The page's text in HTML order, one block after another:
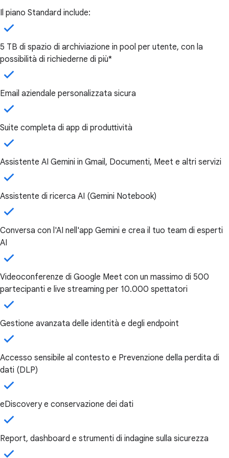
Il piano Standard include:
5 TB di spazio di archiviazione in pool per utente, con la
possibilità di richiederne di più*
Email aziendale personalizzata sicura
Suite completa di app di produttività
Assistente AI Gemini in Gmail, Documenti, Meet e altri servizi
Assistente di ricerca AI (Gemini Notebook)
Conversa con l'AI nell'app Gemini e crea il tuo team di esperti
AI
Videoconferenze di Google Meet con un massimo di 500
partecipanti e live streaming per 10.000 spettatori
Gestione avanzata delle identità e degli endpoint
Accesso sensibile al contesto e Prevenzione della perdita di
dati (DLP)
eDiscovery e conservazione dei dati
Report, dashboard e strumenti di indagine sulla sicurezza